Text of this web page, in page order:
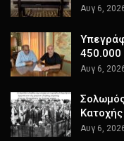
Αυγ 6,
Αυγ 6,
Αυγ 6,